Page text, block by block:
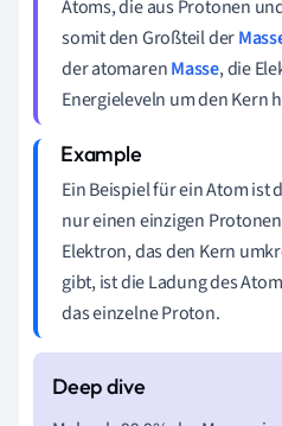
Atoms, die aus Protonen
somit den Großteil der
der atomarenMasse, die
Energieleveln um den Kern
Ein Beispiel für ein Atom ist
nur einen einzigen
Elektron, das den Kern
gibt, ist die Ladung des
das einzelne Proton.